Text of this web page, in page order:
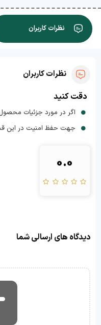
نظرات کاربران
نظرات کاربران
دقت کنید
اگر در مورد جزئیات محصول
جهت حفظ امنیت در این
0.0
دیدگاه های ارسالی شما